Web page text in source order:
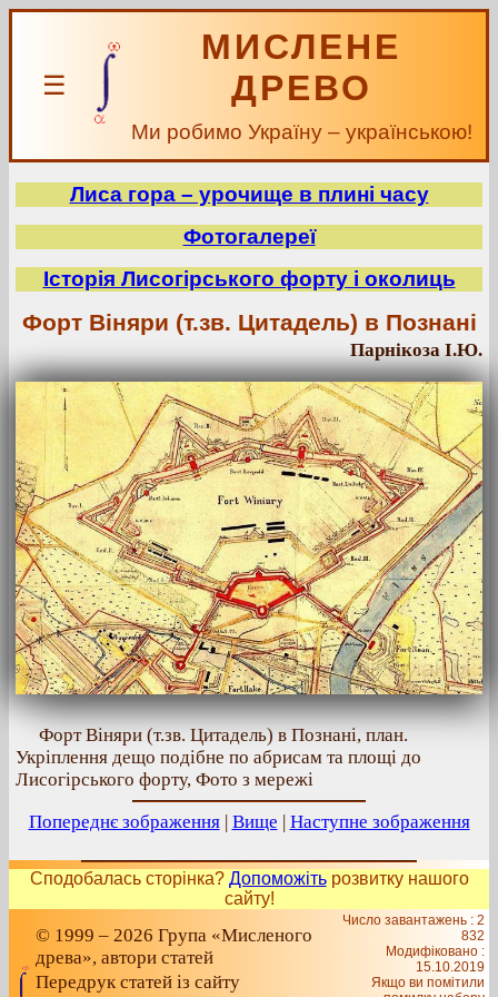
☰
МИСЛЕНЕ
ДРЕВО
Ми робимо Україну – українською!
Лиса гора – урочище в плині часу
Фотогалереї
Історія Лисогірського форту і околиць
Форт Віняри (т.зв. Цитадель) в Познані
Парнікоза І.Ю.
Форт Віняри (т.зв. Цитадель) в Познані, план.
Укріплення дещо подібне по абрисам та площі до
Лисогірського форту, Фото з мережі
Попереднє зображення| Вище | Наступне зображення
Сподобалась сторінка? Допоможітьрозвитку нашого
сайту!
© 1999 – 2026 Група «Мисленого
древа», автори статей
Передрук статей із сайту
Число завантажень : 2
832
Модифіковано :
15.10.2019
Якщо ви помітили